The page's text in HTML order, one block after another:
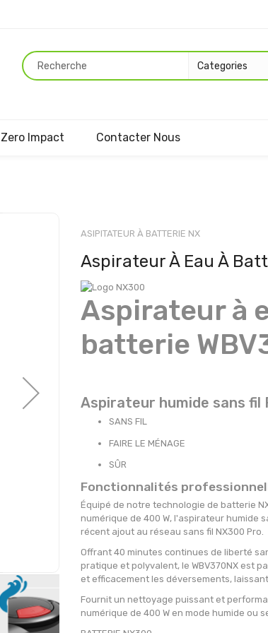
Zero Impact Contacter Nous
Galerie
d’images
ASIPITATEUR À BATTERIE NX
Aspirateur À Eau À
Aspirateur à
batterie
Aspirateur humide sans fil
SANS FIL
FAIRE LE MÉNAGE
SÛR
Fonctionnalités
Équipé de notre technologie de batterie
numérique de 400 W, l'aspirateur humide
récent ajout au réseau sans fil NX300 Pro.
Offrant 40 minutes continues de liberté
pratique et polyvalent, le WBV370NX est
et efficacement les déversements,
Fournit un nettoyage puissant et
numérique de 400 W en mode humide ou